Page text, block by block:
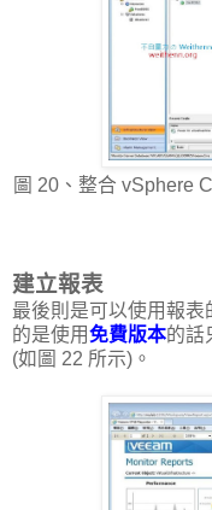
圖 20、整合 vSphere
建立報表
最後則是可以使用報表
的是使用免費版本的話
(如圖 22 所示)。